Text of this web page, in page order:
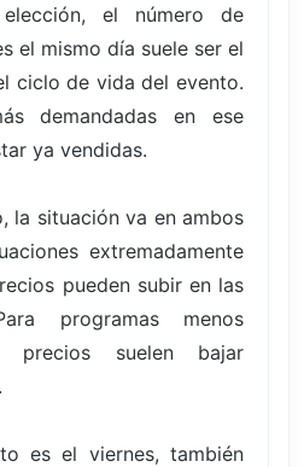
el número de
el mismo día suele ser el
ciclo de vida del evento.
demandadas en ese
ya vendidas.
la situación va en ambos
extremadamente
pueden subir en las
programas menos
precios suelen bajar
es el viernes, también